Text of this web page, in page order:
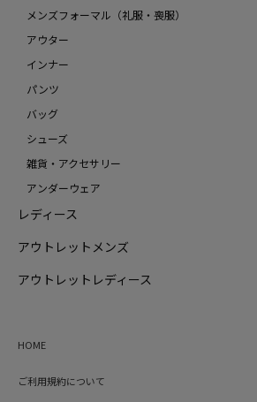
メンズフォーマル（礼服・喪服）
アウター
インナー
パンツ
バッグ
シューズ
雑貨・アクセサリー
アンダーウェア
レディース
アウトレットメンズ
アウトレットレディース
HOME
ご利用規約について